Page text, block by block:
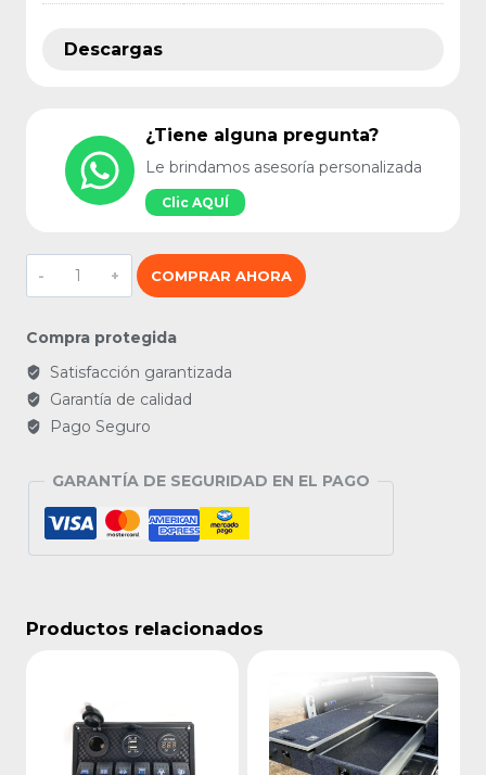
Descargas
¿Tiene alguna pregunta?
Le brindamos asesoría personalizada
Clic AQUÍ
para
repuesto
cantidad
COMPRAR AHORA
Compra protegida
Satisfacción garantizada
Garantía de calidad
Pago Seguro
GARANTÍA DE SEGURIDAD EN EL PAGO
Productos relacionados